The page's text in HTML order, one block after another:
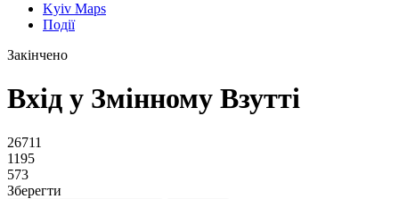
Kyiv Maps
Події
Закінчено
Вхід у Змінному Взутті
26711
1195
573
Зберегти